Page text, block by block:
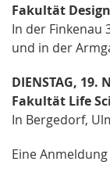
Fakultät
In der Finkenau
und in der
DIENSTAG, 19.
Fakultät Life
In Bergedorf,
Eine